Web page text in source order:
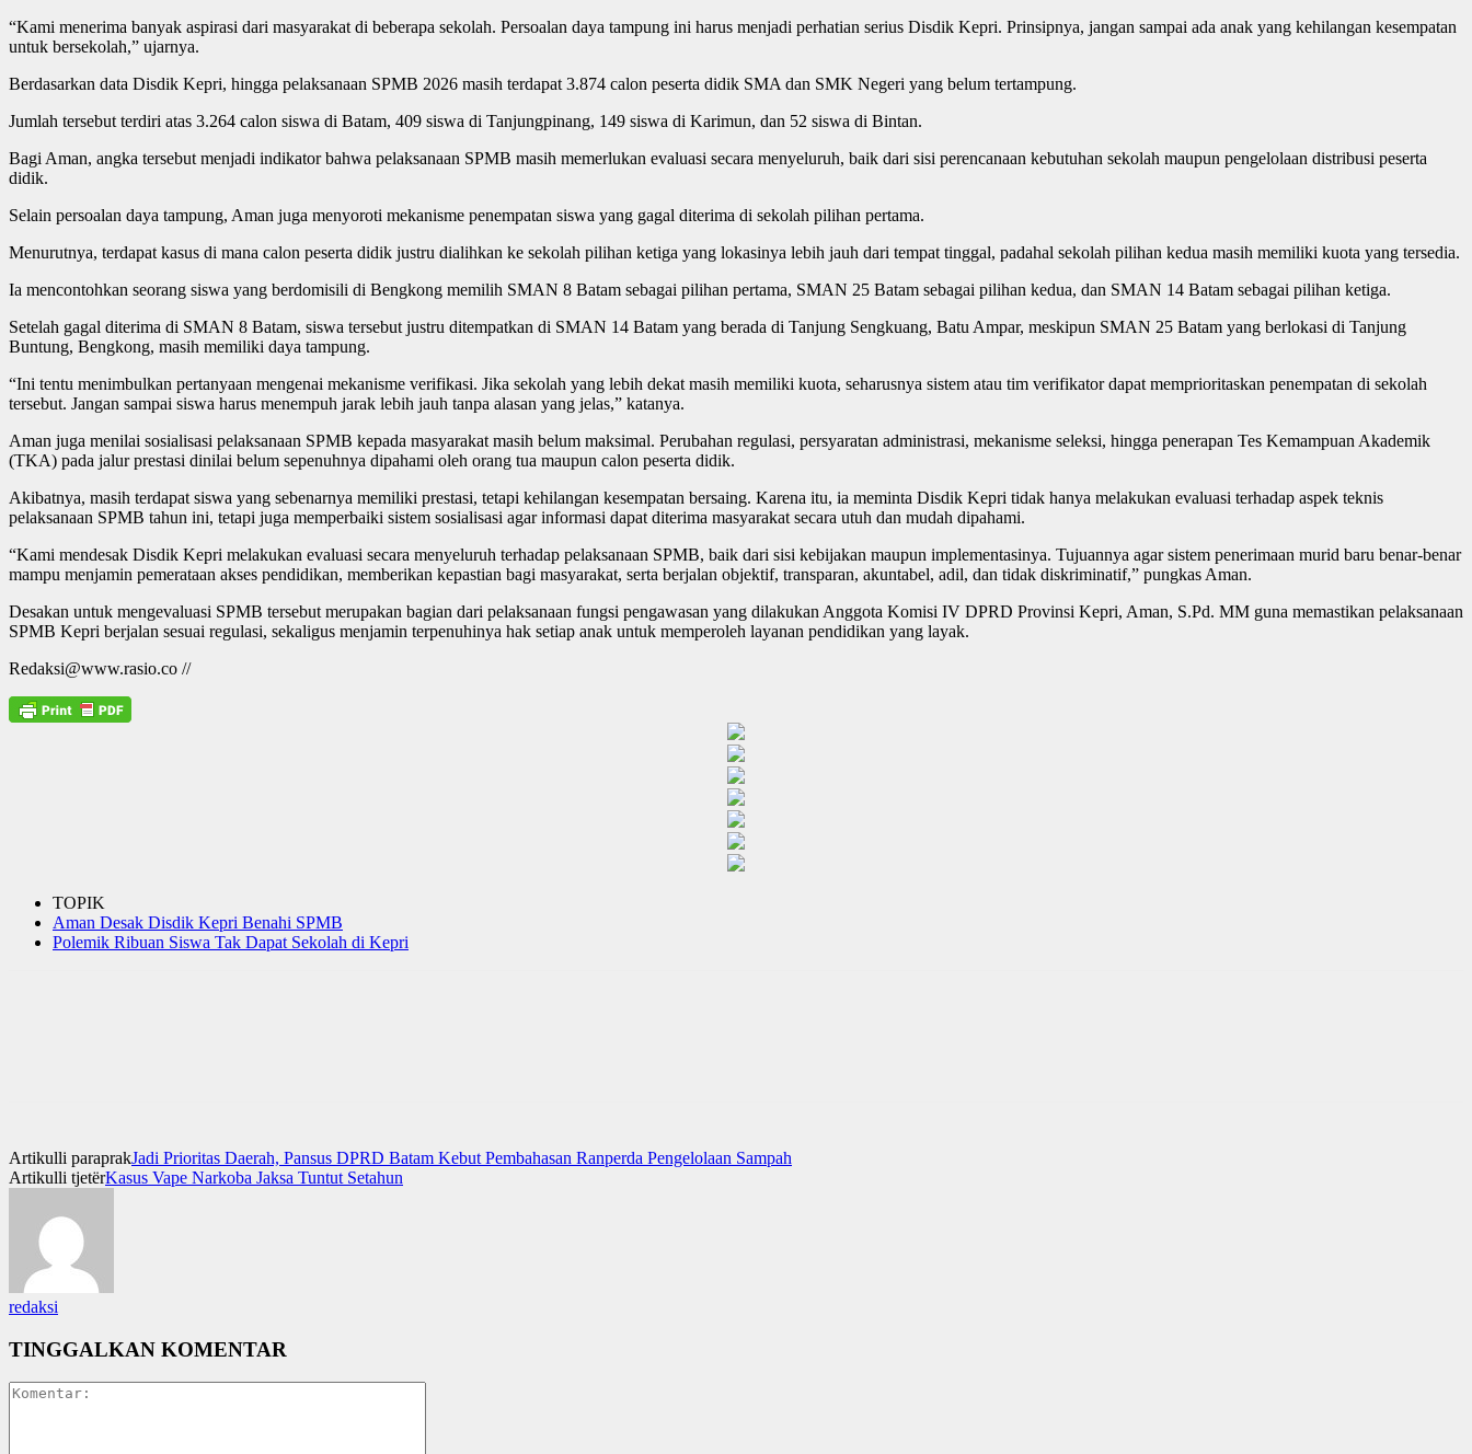
“Kami menerima banyak aspirasi dari masyarakat di beberapa sekolah. Persoalan daya tampung ini harus menjadi perhatian serius Disdik Kepri. Prinsipnya, jangan sampai ada anak yang kehilangan kesempatan
untuk bersekolah,” ujarnya.
Berdasarkan data Disdik Kepri, hingga pelaksanaan SPMB 2026 masih terdapat 3.874 calon peserta didik SMA dan SMK Negeri yang belum tertampung.
Jumlah tersebut terdiri atas 3.264 calon siswa di Batam, 409 siswa di Tanjungpinang, 149 siswa di Karimun, dan 52 siswa di Bintan.
Bagi Aman, angka tersebut menjadi indikator bahwa pelaksanaan SPMB masih memerlukan evaluasi secara menyeluruh, baik dari sisi perencanaan kebutuhan sekolah maupun pengelolaan distribusi peserta
didik.
Selain persoalan daya tampung, Aman juga menyoroti mekanisme penempatan siswa yang gagal diterima di sekolah pilihan pertama.
Menurutnya, terdapat kasus di mana calon peserta didik justru dialihkan ke sekolah pilihan ketiga yang lokasinya lebih jauh dari tempat tinggal, padahal sekolah pilihan kedua masih memiliki kuota yang tersedia.
Ia mencontohkan seorang siswa yang berdomisili di Bengkong memilih SMAN 8 Batam sebagai pilihan pertama, SMAN 25 Batam sebagai pilihan kedua, dan SMAN 14 Batam sebagai pilihan ketiga.
Setelah gagal diterima di SMAN 8 Batam, siswa tersebut justru ditempatkan di SMAN 14 Batam yang berada di Tanjung Sengkuang, Batu Ampar, meskipun SMAN 25 Batam yang berlokasi di Tanjung
Buntung, Bengkong, masih memiliki daya tampung.
“Ini tentu menimbulkan pertanyaan mengenai mekanisme verifikasi. Jika sekolah yang lebih dekat masih memiliki kuota, seharusnya sistem atau tim verifikator dapat memprioritaskan penempatan di sekolah
tersebut. Jangan sampai siswa harus menempuh jarak lebih jauh tanpa alasan yang jelas,” katanya.
Aman juga menilai sosialisasi pelaksanaan SPMB kepada masyarakat masih belum maksimal. Perubahan regulasi, persyaratan administrasi, mekanisme seleksi, hingga penerapan Tes Kemampuan Akademik
(TKA) pada jalur prestasi dinilai belum sepenuhnya dipahami oleh orang tua maupun calon peserta didik.
Akibatnya, masih terdapat siswa yang sebenarnya memiliki prestasi, tetapi kehilangan kesempatan bersaing. Karena itu, ia meminta Disdik Kepri tidak hanya melakukan evaluasi terhadap aspek teknis
pelaksanaan SPMB tahun ini, tetapi juga memperbaiki sistem sosialisasi agar informasi dapat diterima masyarakat secara utuh dan mudah dipahami.
“Kami mendesak Disdik Kepri melakukan evaluasi secara menyeluruh terhadap pelaksanaan SPMB, baik dari sisi kebijakan maupun implementasinya. Tujuannya agar sistem penerimaan murid baru benar-benar
mampu menjamin pemerataan akses pendidikan, memberikan kepastian bagi masyarakat, serta berjalan objektif, transparan, akuntabel, adil, dan tidak diskriminatif,” pungkas Aman.
Desakan untuk mengevaluasi SPMB tersebut merupakan bagian dari pelaksanaan fungsi pengawasan yang dilakukan Anggota Komisi IV DPRD Provinsi Kepri, Aman, S.Pd. MM guna memastikan pelaksanaan
SPMB Kepri berjalan sesuai regulasi, sekaligus menjamin terpenuhinya hak setiap anak untuk memperoleh layanan pendidikan yang layak.
Redaksi@www.rasio.co //
TOPIK
Aman Desak Disdik Kepri Benahi SPMB
Polemik Ribuan Siswa Tak Dapat Sekolah di Kepri
Artikulli paraprakJadi Prioritas Daerah, Pansus DPRD Batam Kebut Pembahasan Ranperda Pengelolaan Sampah
Artikulli tjetërKasus Vape Narkoba Jaksa Tuntut Setahun
redaksi
TINGGALKAN KOMENTAR